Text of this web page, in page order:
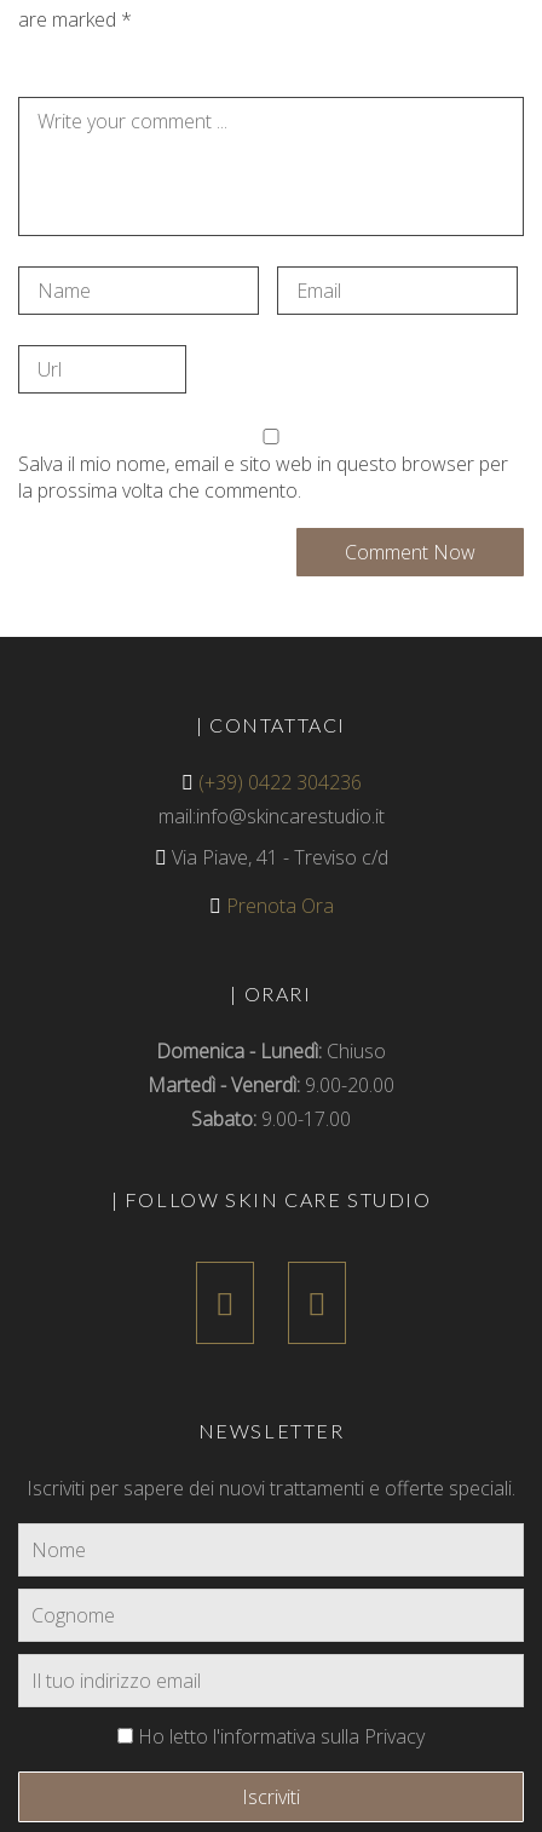
are marked *
Salva il mio nome, email e sito web in questo browser per
la prossima volta che commento.
| CONTATTACI
(+39) 0422 304236
mail:info@skincarestudio.it
Via Piave, 41 - Treviso c/d
Prenota Ora
| ORARI
Domenica - Lunedì: Chiuso
Martedì - Venerdì: 9.00-20.00
Sabato: 9.00-17.00
| FOLLOW SKIN CARE STUDIO
NEWSLETTER
Iscriviti per sapere dei nuovi trattamenti e offerte speciali.
Ho letto l'informativa sulla Privacy